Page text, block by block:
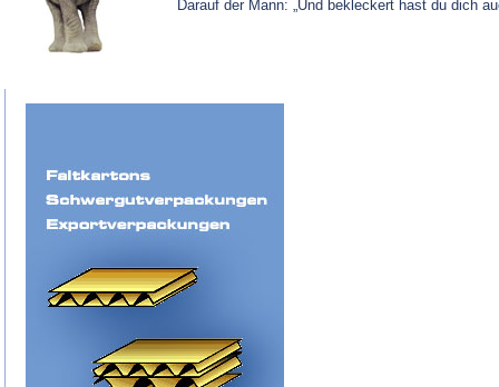
Darauf der Mann: „Und bekleckert hast du dich